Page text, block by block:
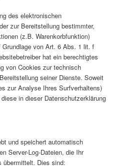
des elektronischen
zur Bereitstellung bestimmter,
(z.B. Warenkorbfunktion)
Grundlage von Art. 6 Abs. 1 lit. f
hat ein berechtigtes
von Cookies zur technisch
seiner Dienste. Soweit
zur Analyse Ihres Surfverhaltens)
in dieser Datenschutzerklärung
und speichert automatisch
Server-Log-Dateien, die Ihr
übermittelt. Dies sind: